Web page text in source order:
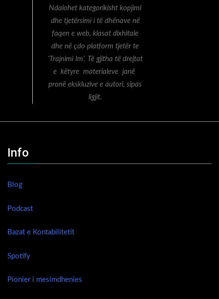
Ndalohet kategorikisht kopjimi
dhe tjetërsimi i të dhënave në
faqen e web, klasat dixhitale
dhe në çdo platform tjetër te
‘Trajnimi Im’. Të gjitha të drejtat
e këtyre materialeve janë
pronë ekskluzive e autori, sipas
ligjit.
Info
Blog
Podcast
Bazat e Kontabilitetit
Spotify
Pionier i mesimdhenies